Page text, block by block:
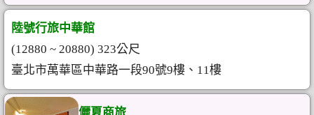
陸號行旅中華館
(12880 ~ 20880) 323公尺
臺北市萬華區中華路一段90號9樓、11樓